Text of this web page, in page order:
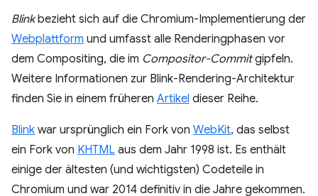
Blinkbezieht sich auf die Chromium-Implementierung der
Webplattform und umfasst alle Renderingphasen vor
dem Compositing, die im Compositor-Commitgipfeln.
Weitere Informationen zur Blink-Rendering-Architektur
finden Sie in einem früheren Artikel dieser Reihe.
Blink war ursprünglich ein Fork von WebKit, das selbst
ein Fork von KHTML aus dem Jahr 1998 ist. Es enthält
einige der ältesten (und wichtigsten) Codeteile in
Chromium und war 2014 definitiv in die Jahre gekommen.